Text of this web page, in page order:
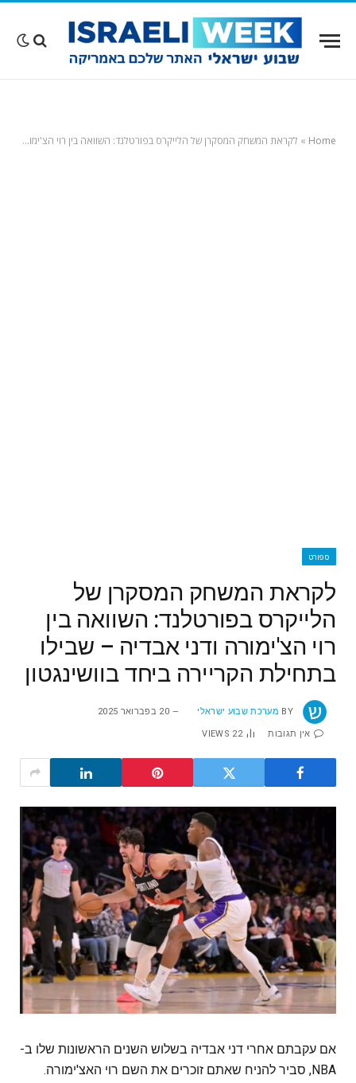
Home
» לקראת המשחק המסקרן של הלייקרס בפורטלנד: השוואה בין רוי הצ'ימורה ודני אבדיה – שבילו בתחילת הקריירה ביחד בוושינגטון
ספורט
לקראת המשחק המסקרן של
הלייקרס בפורטלנד: השוואה בין
רוי הצ'ימורה ודני אבדיה – שבילו
בתחילת הקריירה ביחד בוושינגטון
BY מערכת שבוע ישראלי 20 בפברואר 2025
אין תגובות 22
VIEWS
אם עקבתם אחרי דני אבדיה בשלוש השנים הראשונות שלו ב-
NBA, סביר להניח שאתם זוכרים את השם רוי האצ'ימורה.